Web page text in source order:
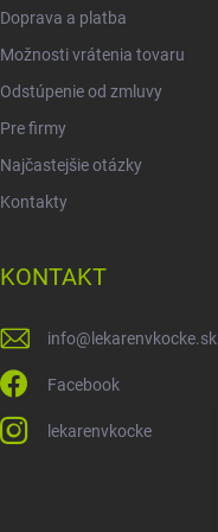
Doprava a platba
Možnosti vrátenia tovaru
Odstúpenie od zmluvy
Pre firmy
Najčastejšie otázky
Kontakty
KONTAKT
info@lekarenvkocke.sk
Facebook
lekarenvkocke